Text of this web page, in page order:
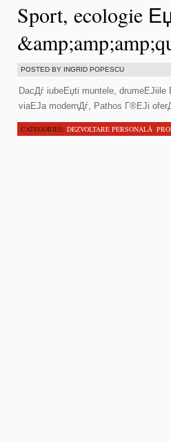
Sport, ecologie
POSTED BY INGRID POPESCU
DacДѓ iubeЕџti muntele,
viaЕЈa modernДѓ, Pathos Г®ЕЈi
CATEGORIES: DEZVOLTARE PERSONALĂ,